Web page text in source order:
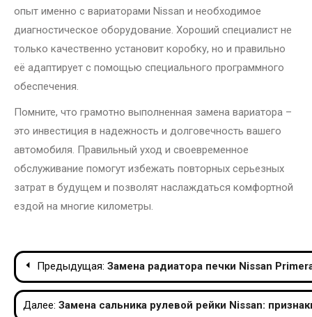
опыт именно с вариаторами Nissan и необходимое
диагностическое оборудование. Хороший специалист не
только качественно установит коробку, но и правильно
её адаптирует с помощью специального программного
обеспечения.
Помните, что грамотно выполненная замена вариатора –
это инвестиция в надежность и долговечность вашего
автомобиля. Правильный уход и своевременное
обслуживание помогут избежать повторных серьезных
затрат в будущем и позволят наслаждаться комфортной
ездой на многие километры.
Навигация
по
Предыдущая: Замена радиатора печки Nissan
Далее: Замена сальника рулевой рейки Nissan: